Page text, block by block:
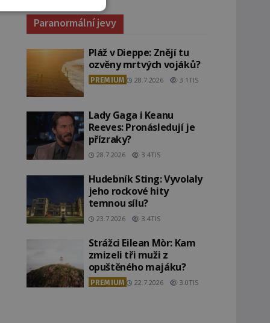
Paranormální jevy
Pláž v Dieppe: Znějí tu
ozvěny mrtvých vojáků?
PREMIUM 28.7.2026 3.1TIS
Lady Gaga i Keanu
Reeves: Pronásledují je
přízraky?
28.7.2026 3.4TIS
Hudebník Sting: Vyvolaly
jeho rockové hity
temnou sílu?
23.7.2026 3.4TIS
Strážci Eilean Mòr: Kam
zmizeli tři muži z
opuštěného majáku?
PREMIUM 22.7.2026 3.0TIS